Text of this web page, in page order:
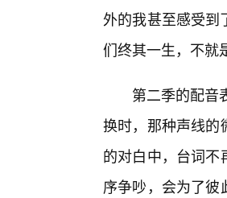
外的我甚至感受
们终其一生，不就
第二季的配音
换时，那种声线的
的对白中，台词
序争吵，会为了